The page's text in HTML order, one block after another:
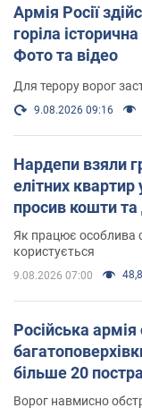
Армія Росії
горіла
Фото та відео
Для терору ворог
9.08.2026 09:16
Нардепи взяли
елітних квартир
просив кошти та
Як працює особлива
користується
9.08.2026 07:00
Російська армія
більше 20
Ворог навмисно